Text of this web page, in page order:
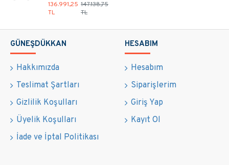
136.991,25
TL
147.138,75
TL
GÜNEŞDÜKKAN
Hakkımızda
Teslimat Şartları
Gizlilik Koşulları
Üyelik Koşulları
İade ve İptal Politikası
HESABIM
Hesabım
Siparişlerim
Giriş Yap
Kayıt Ol